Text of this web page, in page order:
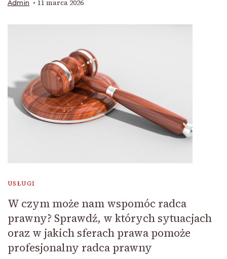
Admin 11 marca 2026
USŁUGI
W czym może nam wspomóc radca
prawny? Sprawdź, w których sytuacjach
oraz w jakich sferach prawa pomoże
profesjonalny radca prawny